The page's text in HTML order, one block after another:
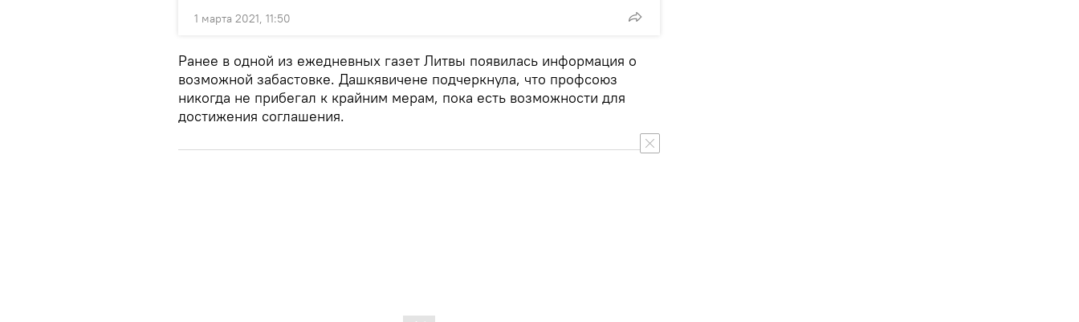
1 марта 2021, 11:50
Ранее в одной из ежедневных газет Литвы появилась информация о
возможной забастовке. Дашкявичене подчеркнула, что профсоюз
никогда не прибегал к крайним мерам, пока есть возможности для
достижения соглашения.